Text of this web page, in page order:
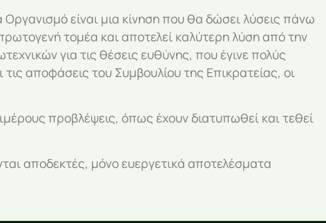
είναι μια κίνηση που θα δώσει λύσεις πάνω
τομέα και αποτελεί καλύτερη λύση από την
για τις θέσεις ευθύνης, που έγινε πολύς
αποφάσεις του Συμβουλίου της Επικρατείας, οι
προβλέψεις, όπως έχουν διατυπωθεί και τεθεί
αποδεκτές, μόνο ευεργετικά αποτελέσματα